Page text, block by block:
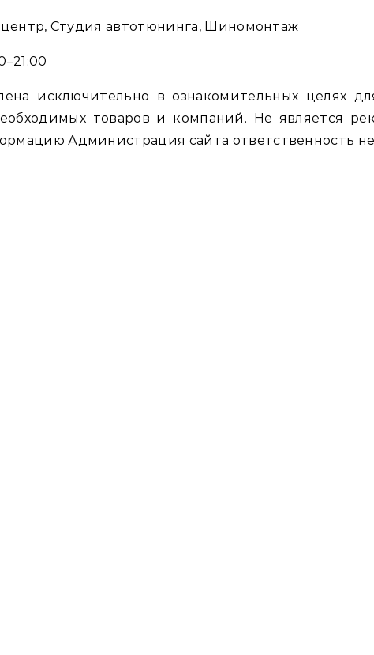
Студия автотюнинга, Шиномонтаж
исключительно в ознакомительных целях
товаров и компаний. Не является
Администрация сайта ответственность не